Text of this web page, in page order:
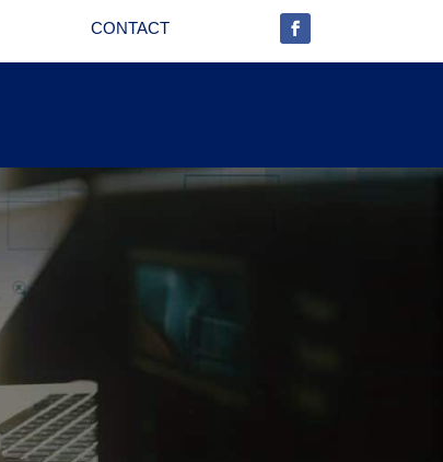
CONTACT